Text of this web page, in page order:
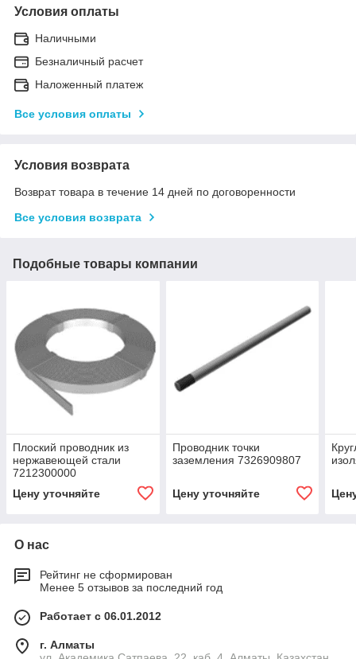
Условия оплаты
Наличными
Безналичный расчет
Наложенный платеж
Все условия оплаты
Условия возврата
Возврат товара в течение 14 дней по договоренности
Все условия возврата
Подобные товары компании
Плоский проводник из
нержавеющей стали
7212300000
Цену уточняйте
Проводник точки
заземления 7326909807
Цену уточняйте
О нас
Рейтинг не сформирован
Менее 5 отзывов за последний год
Работает с 06.01.2012
г. Алматы